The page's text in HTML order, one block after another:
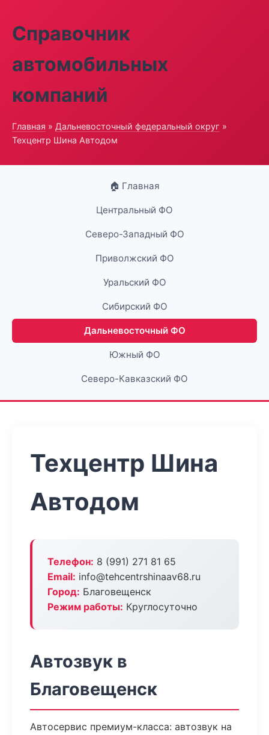
Справочник
автомобильных
компаний
Главная » Дальневосточный федеральный округ »
Техцентр Шина Автодом
🏠 Главная
Центральный ФО
Северо-Западный ФО
Приволжский ФО
Уральский ФО
Сибирский ФО
Дальневосточный ФО
Южный ФО
Северо-Кавказский ФО
Техцентр Шина
Автодом
Телефон: 8 (991) 271 81 65
Email: info@tehcentrshinaav68.ru
Город: Благовещенск
Режим работы: Круглосуточно
Автозвук в
Благовещенск
Автосервис премиум-класса: автозвук на